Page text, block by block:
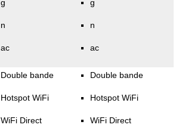
g
n
ac
g
n
ac
Double bande
Hotspot WiFi
WiFi Direct
Double bande
Hotspot WiFi
WiFi Direct